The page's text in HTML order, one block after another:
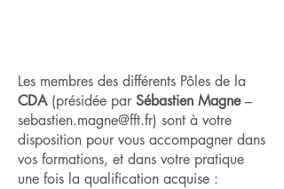
Les membres des différents Pôles de la
CDA (présidée par Sébastien Magne–
sebastien.magne@fft.fr) sont à votre
disposition pour vous accompagner dans
vos formations, et dans votre pratique
une fois la qualification acquise :